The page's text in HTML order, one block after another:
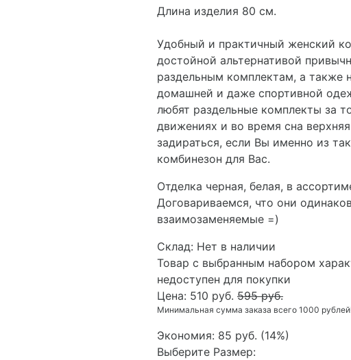
Длина изделия 80 см.
Удобный и практичный женский
достойной альтернативой
раздельным комплектам, а также
домашней и даже спортивной
любят раздельные комплекты за
движениях и во время сна
задираться, если Вы именно из
комбинезон для Вас.
Отделка черная, белая, в
Договариваемся, что они
взаимозаменяемые =)
Cклад: Нет в наличии
Товар с выбранным набором
недоступен для покупки
Цена: 510 руб. 595 руб.
Минимальная сумма заказа всего 1000
Экономия: 85 руб. (14%)
Выберите Размер: